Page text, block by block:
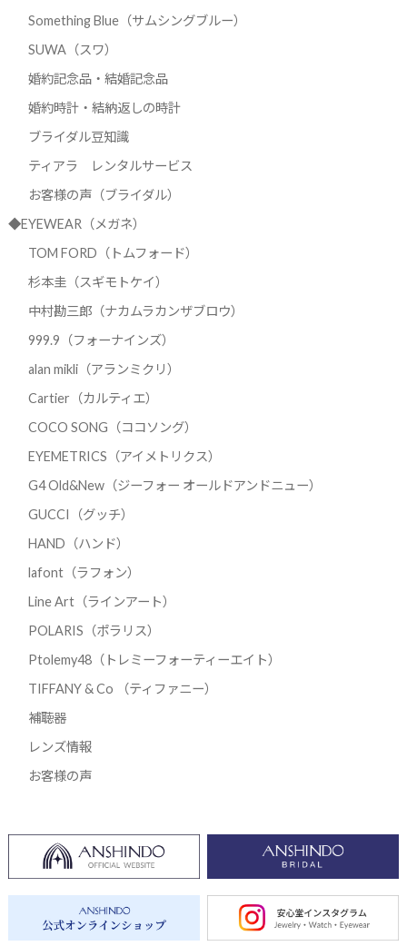
Something Blue（サムシングブルー）
SUWA（スワ）
婚約記念品・結婚記念品
婚約時計・結納返しの時計
ブライダル豆知識
ティアラ レンタルサービス
お客様の声（ブライダル）
◆EYEWEAR（メガネ）
TOM FORD（トムフォード）
杉本圭（スギモトケイ）
中村勘三郎（ナカムラカンザブロウ）
999.9（フォーナインズ）
alan mikli（アランミクリ）
Cartier（カルティエ）
COCO SONG（ココソング）
EYEMETRICS（アイメトリクス）
G4 Old&New（ジーフォー オールドアンドニュー）
GUCCI（グッチ）
HAND（ハンド）
lafont（ラフォン）
Line Art（ラインアート）
POLARIS（ポラリス）
Ptolemy48（トレミーフォーティーエイト）
TIFFANY & Co （ティファニー）
補聴器
レンズ情報
お客様の声